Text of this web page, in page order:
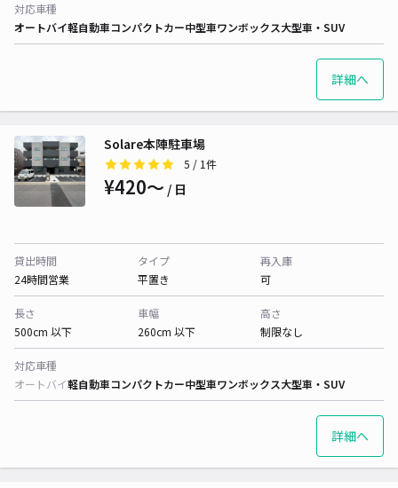
対応車種
オートバイ軽自動車コンパクトカー中型車ワンボックス大型車・SUV
詳細へ
Solare本陣駐車場
5 / 1件
¥420〜 / 日
貸出時間
24時間営業
タイプ
平置き
再入庫
可
長さ
500cm 以下
車幅
260cm 以下
高さ
制限なし
対応車種
オートバイ軽自動車コンパクトカー中型車ワンボックス大型車・SUV
詳細へ